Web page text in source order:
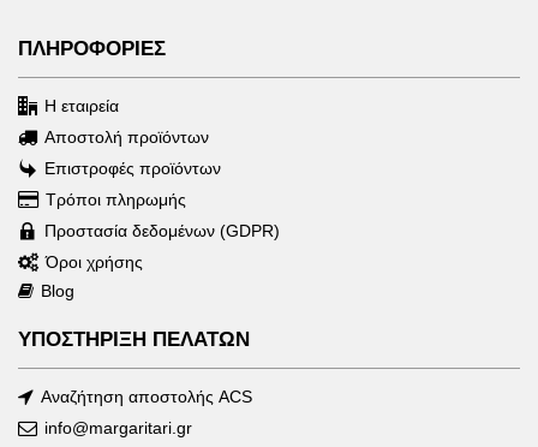
ΠΛΗΡΟΦΟΡΙΕΣ
Η εταιρεία
Αποστολή προϊόντων
Επιστροφές προϊόντων
Τρόποι πληρωμής
Προστασία δεδομένων (GDPR)
Όροι χρήσης
Blog
ΥΠΟΣΤΗΡΙΞΗ ΠΕΛΑΤΩΝ
Αναζήτηση αποστολής ACS
info@margaritari.gr